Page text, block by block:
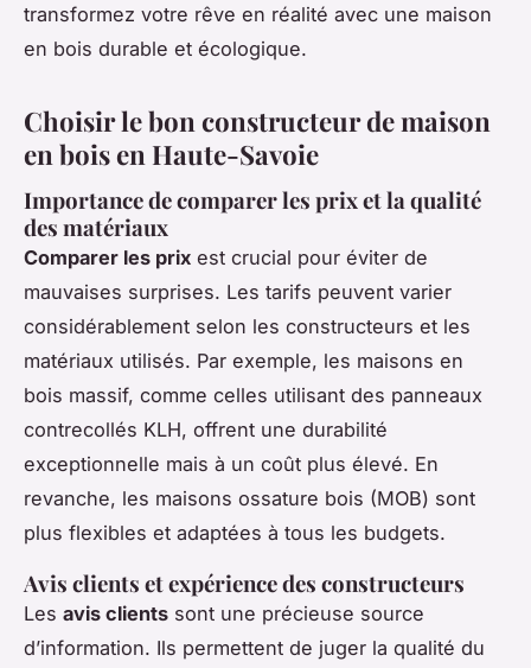
transformez votre rêve en réalité avec une maison
en bois durable et écologique.
Choisir le bon constructeur de maison
en bois en Haute-Savoie
Importance de comparer les prix et la qualité
des matériaux
Comparer les prix est crucial pour éviter de
mauvaises surprises. Les tarifs peuvent varier
considérablement selon les constructeurs et les
matériaux utilisés. Par exemple, les maisons en
bois massif, comme celles utilisant des panneaux
contrecollés KLH, offrent une durabilité
exceptionnelle mais à un coût plus élevé. En
revanche, les maisons ossature bois (MOB) sont
plus flexibles et adaptées à tous les budgets.
Avis clients et expérience des constructeurs
Les avis clients sont une précieuse source
d’information. Ils permettent de juger la qualité du